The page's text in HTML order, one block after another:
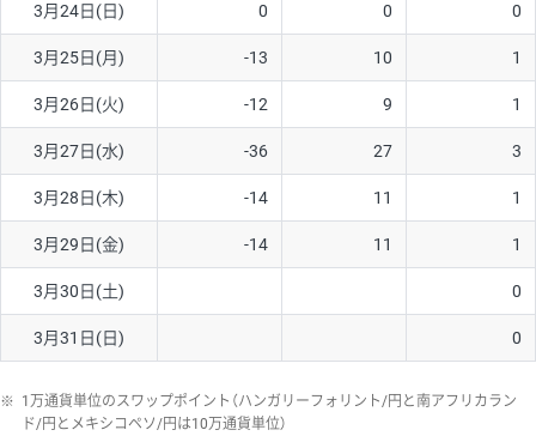
3月24日(日) 0 0 0
3月25日(月) -13 10 1
3月26日(火) -12 9 1
3月27日(水) -36 27 3
3月28日(木) -14 11 1
3月29日(金) -14 11 1
3月30日(土) 0
3月31日(日) 0
※ 1万通貨単位のスワップポイント（ハンガリーフォリント/円と南アフリカラン
ド/円とメキシコペソ/円は10万通貨単位）